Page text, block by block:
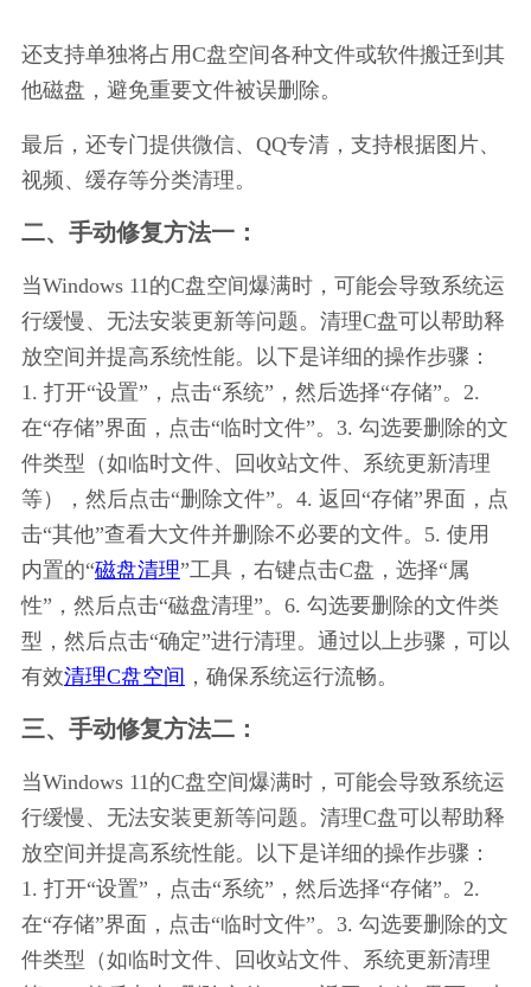
还支持单独将占用C盘空间各种文件或软件搬迁到其
他磁盘，避免重要文件被误删除。
最后，还专门提供微信、QQ专清，支持根据图片、
视频、缓存等分类清理。
二、手动修复方法一：
当Windows 11的C盘空间爆满时，可能会导致系统运
行缓慢、无法安装更新等问题。清理C盘可以帮助释
放空间并提高系统性能。以下是详细的操作步骤：
1. 打开“设置”，点击“系统”，然后选择“存储”。2.
在“存储”界面，点击“临时文件”。3. 勾选要删除的文
件类型（如临时文件、回收站文件、系统更新清理
等），然后点击“删除文件”。4. 返回“存储”界面，点
击“其他”查看大文件并删除不必要的文件。5. 使用
内置的“磁盘清理”工具，右键点击C盘，选择“属
性”，然后点击“磁盘清理”。6. 勾选要删除的文件类
型，然后点击“确定”进行清理。通过以上步骤，可以
有效清理C盘空间 ，确保系统运行流畅。
三、手动修复方法二：
当Windows 11的C盘空间爆满时，可能会导致系统运
行缓慢、无法安装更新等问题。清理C盘可以帮助释
放空间并提高系统性能。以下是详细的操作步骤：
1. 打开“设置”，点击“系统”，然后选择“存储”。2.
在“存储”界面，点击“临时文件”。3. 勾选要删除的文
件类型（如临时文件、回收站文件、系统更新清理